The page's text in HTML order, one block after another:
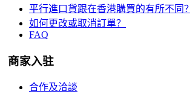
平行進口貨跟在香港購買的有所不同？
如何更改或取消訂單？
FAQ
商家入驻
合作及洽談